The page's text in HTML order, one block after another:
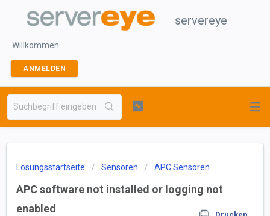
servereye
Willkommen
ANMELDEN
Lösungsstartseite Sensoren APC Sensoren
APC software not installed or logging not
enabled